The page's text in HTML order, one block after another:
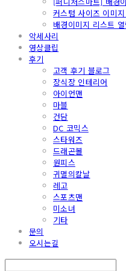
커스텀 사이즈 이미
배경이미지 리스트
악세사리
영상클립
후기
고객 후기 블로그
장식장 인테리어
아이언맨
마블
건담
DC 코믹스
스타워즈
드래곤볼
원피스
귀멸의칼날
레고
스포츠맨
미소녀
기타
문의
오시는길